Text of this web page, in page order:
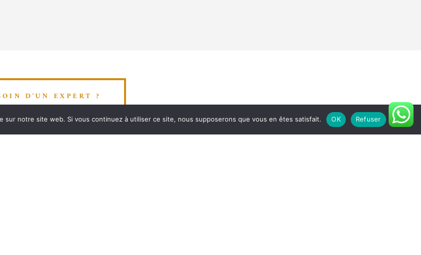
D'UN EXPERT ?
sur notre site web. Si vous continuez à utiliser ce site, nous supposerons que vous en êtes satisfait. OK Refuser